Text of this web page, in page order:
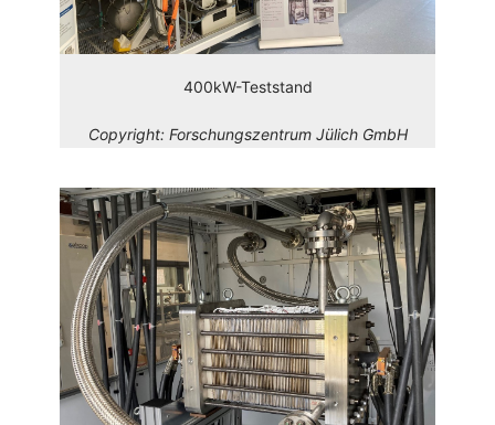
400kW-Teststand
Copyright: Forschungszentrum Jülich GmbH